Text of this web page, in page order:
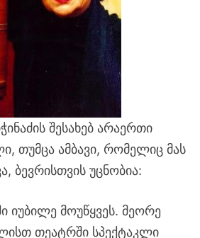
შესახებ არაერთი
თუმცა ამბავი, რომელიც მას
ბევრისთვის უცნობია:
იუბილე მოუწყვეს. მეორე
თეატრში სპექტაკლი